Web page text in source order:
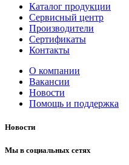
Каталог продукции
Сервисный центр
Производители
Сертификаты
Контакты
О компании
Вакансии
Новости
Помощь и поддержка
Новости
Мы в социальных сетях